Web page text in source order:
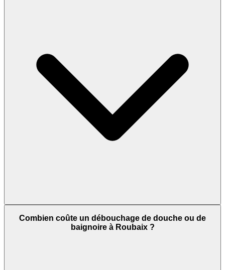
Combien coûte un débouchage de douche ou de
baignoire à Roubaix ?